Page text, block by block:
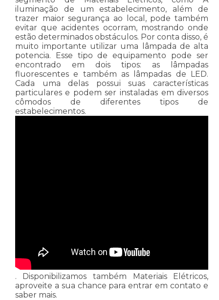
iluminação de um estabelecimento, além de
trazer maior segurança ao local, pode também
evitar que acidentes ocorram, mostrando onde
estão determinados obstáculos. Por conta disso, é
muito importante utilizar uma lâmpada de alta
potencia. Esse tipo de equipamento pode ser
encontrado em dois tipos: as lâmpadas
fluorescentes e também as lâmpadas de LED.
Cada uma delas possui suas características
particulares e podem ser instaladas em diversos
cômodos de diferentes tipos de
estabelecimentos.
. Disponibilizamos também Materiais Elétricos,
aproveite a sua chance para entrar em contato e
saber mais.